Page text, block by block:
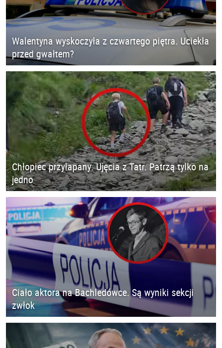
Walentyna wyskoczyła z czwartego piętra. Uciekła
przed gwałtem?
Chłopiec przyłapany. Ujęcia z Tatr. Patrzą tylko na
jedno
Ciało aktora na Bachledówce. Są wyniki sekcji
zwłok